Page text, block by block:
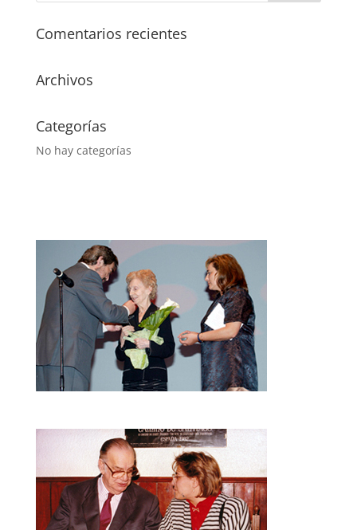
Comentarios recientes
Archivos
Categorías
No hay categorías